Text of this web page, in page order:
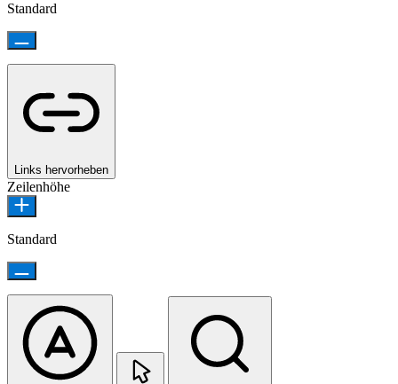
Standard
Links hervorheben
Zeilenhöhe
Standard